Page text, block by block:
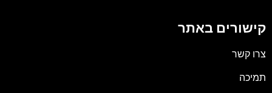
קישורים באתר
צרו קשר
תמיכה